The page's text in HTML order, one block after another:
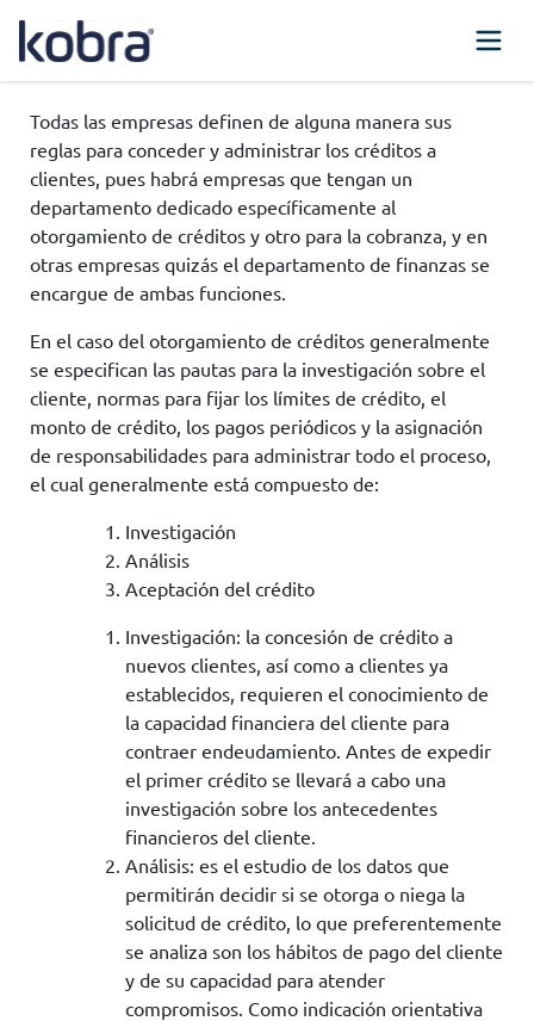
Todas las empresas definen de alguna manera sus
reglas para conceder y administrar los créditos a
clientes, pues habrá empresas que tengan un
departamento dedicado específicamente al
otorgamiento de créditos y otro para la cobranza, y en
otras empresas quizás el departamento de finanzas se
encargue de ambas funciones.
En el caso del otorgamiento de créditos generalmente
se especifican las pautas para la investigación sobre el
cliente, normas para fijar los límites de crédito, el
monto de crédito, los pagos periódicos y la asignación
de responsabilidades para administrar todo el proceso,
el cual generalmente está compuesto de:
Investigación
Análisis
Aceptación del crédito
Investigación: la concesión de crédito a
nuevos clientes, así como a clientes ya
establecidos, requieren el conocimiento de
la capacidad financiera del cliente para
contraer endeudamiento. Antes de expedir
el primer crédito se llevará a cabo una
investigación sobre los antecedentes
financieros del cliente.
Análisis: es el estudio de los datos que
permitirán decidir si se otorga o niega la
solicitud de crédito, lo que preferentemente
se analiza son los hábitos de pago del cliente
y de su capacidad para atender
compromisos. Como indicación orientativa